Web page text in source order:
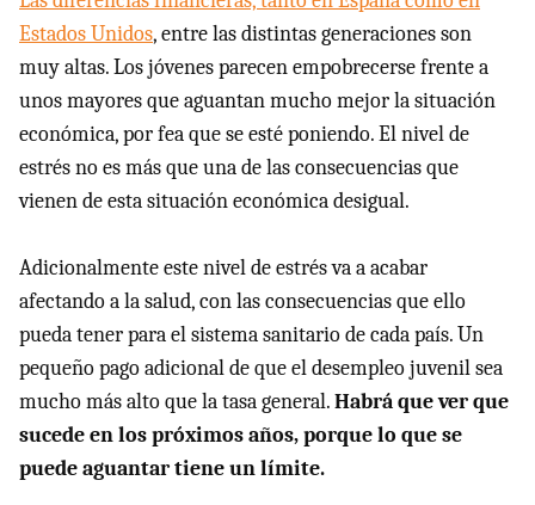
Estados Unidos, entre las distintas generaciones son
muy altas. Los jóvenes parecen empobrecerse frente a
unos mayores que aguantan mucho mejor la situación
económica, por fea que se esté poniendo. El nivel de
estrés no es más que una de las consecuencias que
vienen de esta situación económica desigual.
Adicionalmente este nivel de estrés va a acabar
afectando a la salud, con las consecuencias que ello
pueda tener para el sistema sanitario de cada país. Un
pequeño pago adicional de que el desempleo juvenil sea
mucho más alto que la tasa general.Habrá que ver que
sucede en los próximos años, porque lo que se
puede aguantar tiene un límite.